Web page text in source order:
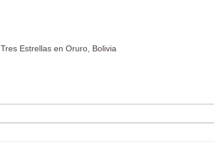
Estrellas en Oruro, Bolivia